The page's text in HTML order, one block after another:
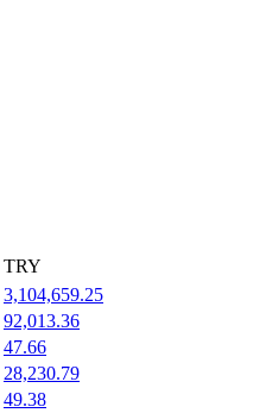
TRY
3,104,659.25
92,013.36
47.66
28,230.79
49.38